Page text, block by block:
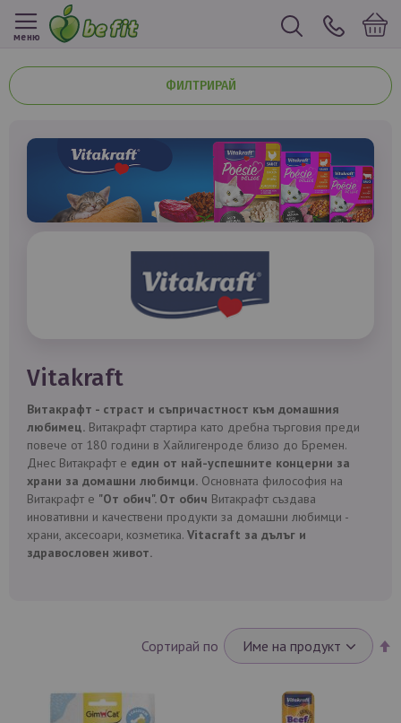
меню
vitakraft
Витакрафт - страст и съпричастност към домашния
любимец. Витакрафт стартира като дребна търговия преди
повече от 180 години в Хайлигенроде близо до Бремен.
Днес Витакрафт е един от най-успешните концерни за
храни за домашни любимци. Основната философия на
Витакрафт е "От обич". От обич Витакрафт създава
иновативни и качествени продукти за домашни любимци -
храни, аксесоари, козметика. Vitacraft за дълъг и
здравословен живот.
Сортирай по
ФИЛТРИРАЙ